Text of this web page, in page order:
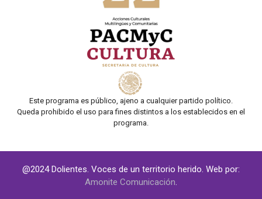
Este programa es público, ajeno a cualquier partido político.
Queda prohibido el uso para fines distintos a los establecidos en el
programa.
@2024 Dolientes. Voces de un territorio herido. Web por:
Amonite Comunicación.